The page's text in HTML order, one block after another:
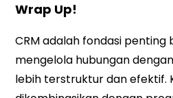
Wrap Up!
CRM adalah fondasi penting
mengelola hubungan
lebih terstruktur dan efektif.